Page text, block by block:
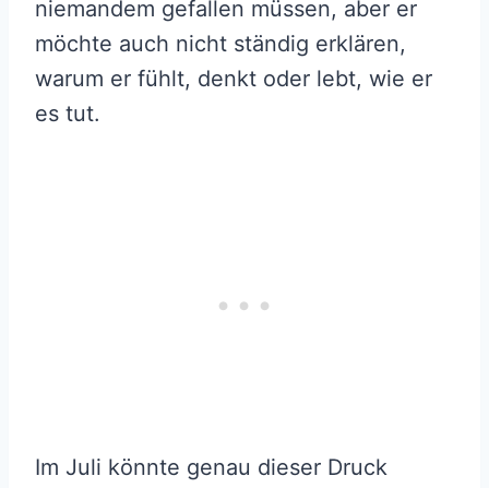
niemandem gefallen müssen, aber er
möchte auch nicht ständig erklären,
warum er fühlt, denkt oder lebt, wie er
es tut.
Im Juli könnte genau dieser Druck